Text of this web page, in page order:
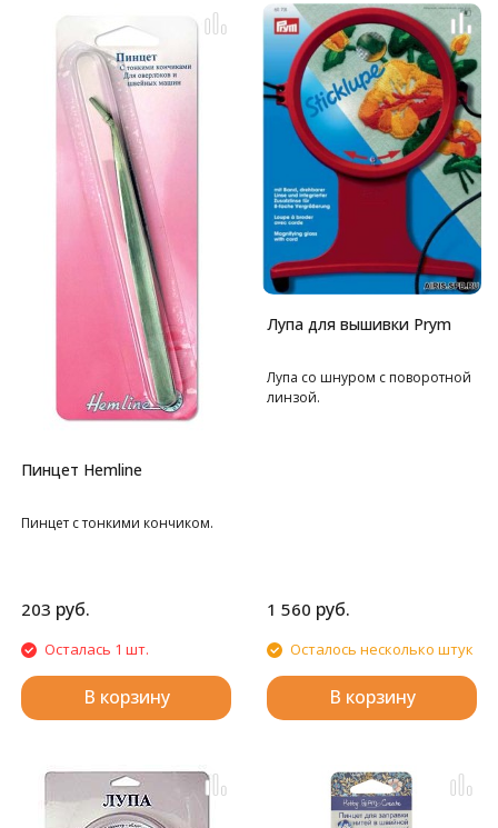
Пинцет Hemline
Пинцет с тонкими кончиком.
203 руб.
Осталась 1 шт.
В корзину
Лупа для вышивки Prym
Лупа со шнуром с поворотной
линзой.
1 560 руб.
Осталось несколько штук
В корзину